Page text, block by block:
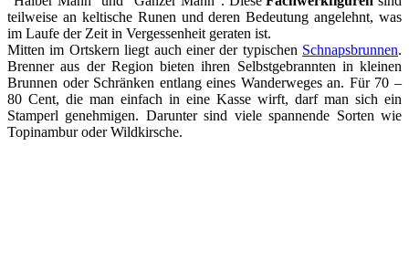
teilweise an keltische Runen und deren Bedeutung angelehnt, was
im Laufe der Zeit in Vergessenheit geraten ist.
Mitten im Ortskern liegt auch einer der typischen Schnapsbrunnen.
Brenner aus der Region bieten ihren Selbstgebrannten in kleinen
Brunnen oder Schränken entlang eines Wanderweges an. Für 70 –
80 Cent, die man einfach in eine Kasse wirft, darf man sich ein
Stamperl genehmigen. Darunter sind viele spannende Sorten wie
Topinambur oder Wildkirsche.